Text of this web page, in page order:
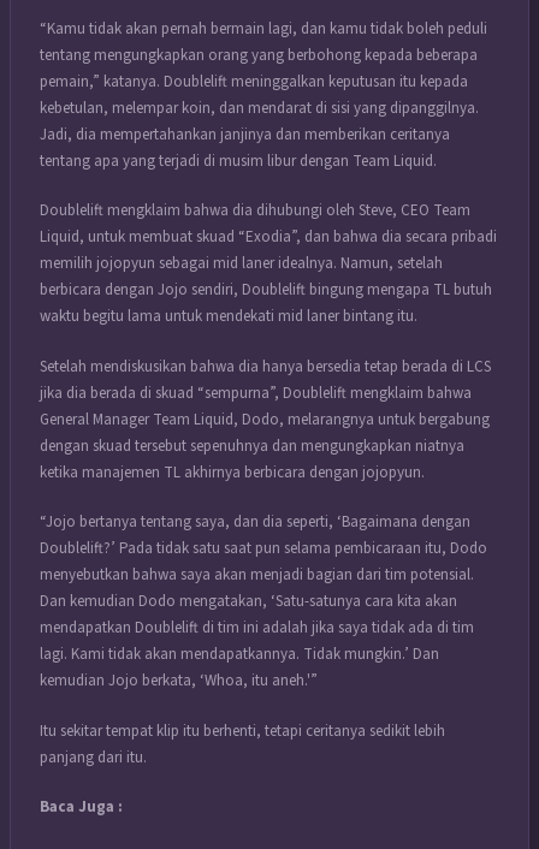
“Kamu tidak akan pernah bermain lagi, dan kamu tidak boleh peduli
tentang mengungkapkan orang yang berbohong kepada beberapa
pemain,” katanya. Doublelift meninggalkan keputusan itu kepada
kebetulan, melempar koin, dan mendarat di sisi yang dipanggilnya.
Jadi, dia mempertahankan janjinya dan memberikan ceritanya
tentang apa yang terjadi di musim libur dengan Team Liquid.
Doublelift mengklaim bahwa dia dihubungi oleh Steve, CEO Team
Liquid, untuk membuat skuad “Exodia”, dan bahwa dia secara pribadi
memilih jojopyun sebagai mid laner idealnya. Namun, setelah
berbicara dengan Jojo sendiri, Doublelift bingung mengapa TL butuh
waktu begitu lama untuk mendekati mid laner bintang itu.
Setelah mendiskusikan bahwa dia hanya bersedia tetap berada di LCS
jika dia berada di skuad “sempurna”, Doublelift mengklaim bahwa
General Manager Team Liquid, Dodo, melarangnya untuk bergabung
dengan skuad tersebut sepenuhnya dan mengungkapkan niatnya
ketika manajemen TL akhirnya berbicara dengan jojopyun.
“Jojo bertanya tentang saya, dan dia seperti, ‘Bagaimana dengan
Doublelift?’ Pada tidak satu saat pun selama pembicaraan itu, Dodo
menyebutkan bahwa saya akan menjadi bagian dari tim potensial.
Dan kemudian Dodo mengatakan, ‘Satu-satunya cara kita akan
mendapatkan Doublelift di tim ini adalah jika saya tidak ada di tim
lagi. Kami tidak akan mendapatkannya. Tidak mungkin.’ Dan
kemudian Jojo berkata, ‘Whoa, itu aneh.'”
Itu sekitar tempat klip itu berhenti, tetapi ceritanya sedikit lebih
panjang dari itu.
Baca Juga :